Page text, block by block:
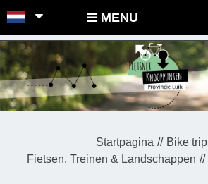
POINTS-NOEUDS MENU
Startpagina
Bike trip
Fietsen, Treinen & Landschappen